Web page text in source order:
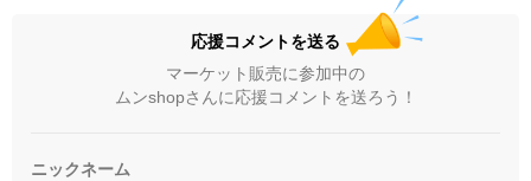
応援コメントを送る
マーケット販売に参加中の
ムンshopさんに応援コメントを送ろう！
ニックネーム